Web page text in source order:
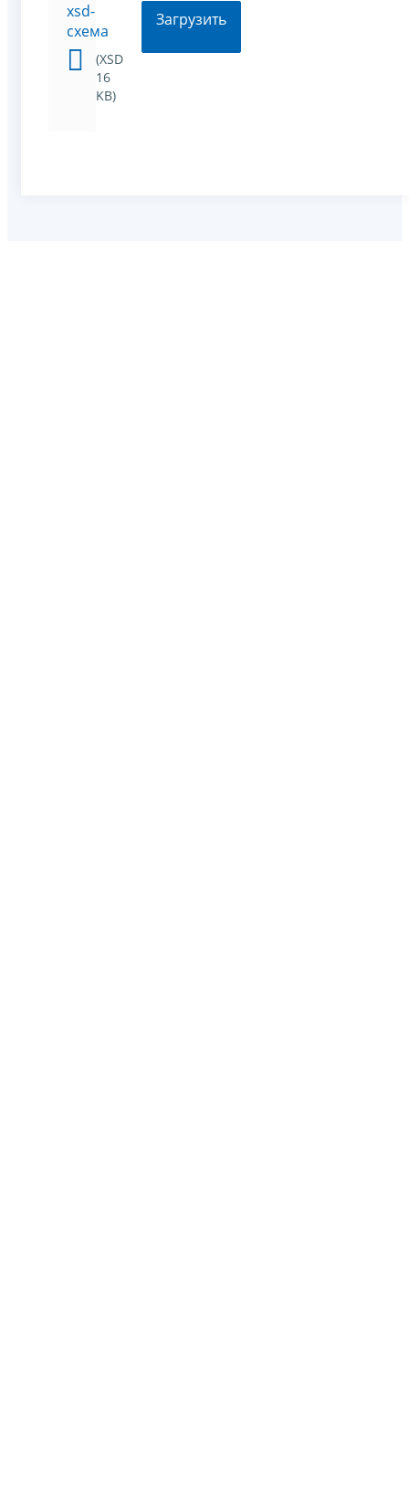
xsd-
схема
(XSD
16
KB)
Загрузить